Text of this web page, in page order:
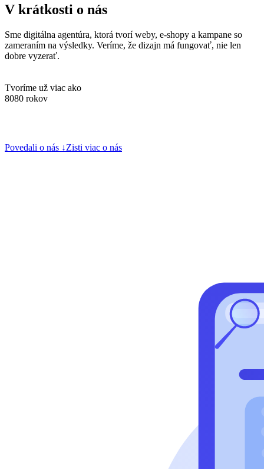
V krátkosti o nás
Sme digitálna agentúra, ktorá tvorí weby, e-shopy a kampane so
zameraním na výsledky. Veríme, že dizajn má fungovať, nie len
dobre vyzerať.
Tvoríme už viac ako
8080 rokov
Povedali o nás ↓Zisti viac o nás